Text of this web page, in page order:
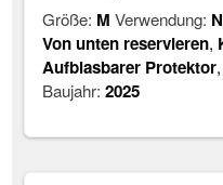
Größe: M Verwendung:
Von unten reservieren,
Aufblasbarer Protektor,
Baujahr:2025